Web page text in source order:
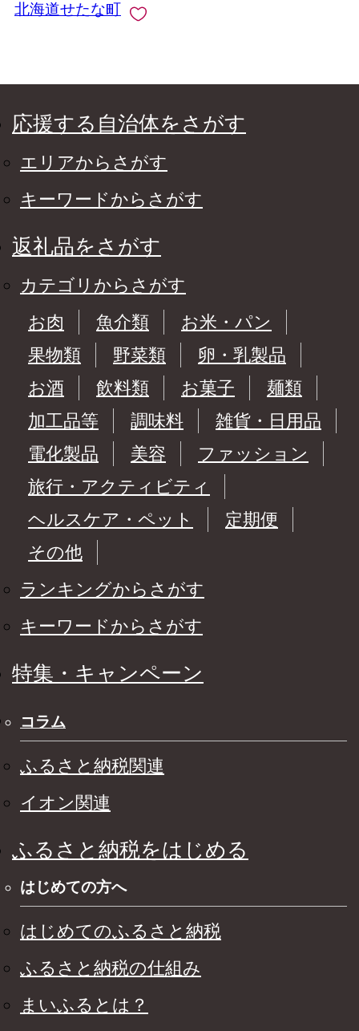
北海道せたな町
応援する自治体をさがす
エリアからさがす
キーワードからさがす
返礼品をさがす
カテゴリからさがす
お肉
魚介類
お米・パン
果物類
野菜類
卵・乳製品
お酒
飲料類 お菓子
麺類
加工品等
調味料
雑貨・日用品
電化製品
美容
ファッション
旅行・アクティビティ
ヘルスケア・ペット
定期便
その他
ランキングからさがす
キーワードからさがす
特集・キャンペーン
コラム
ふるさと納税関連
イオン関連
ふるさと納税をはじめる
はじめての方へ
はじめてのふるさと納税
ふるさと納税の仕組み
まいふるとは？